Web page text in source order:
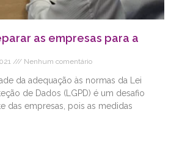
as empresas para a
Nenhum comentário
da adequação às normas da Lei
de Dados (LGPD) é um desafio
das empresas, pois as medidas